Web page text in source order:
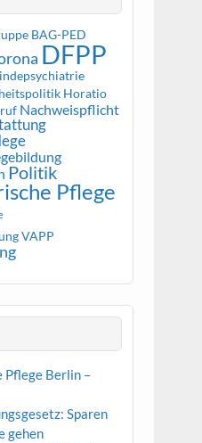
BAG-PED
DFPP
Horatio
Nachweispflicht
Politik
Pflege
VAPP
Pflege Berlin –
Sparen
gehen